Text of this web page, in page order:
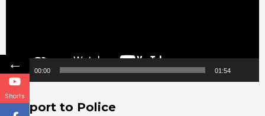
00:00 01:54
Support to Police
←
Shorts